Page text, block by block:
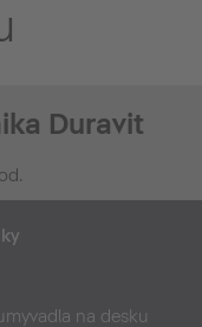
Duravit
na desku